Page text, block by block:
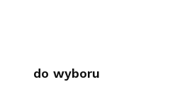
do wyboru